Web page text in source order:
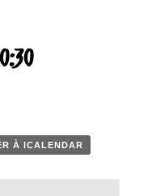
À ICALENDAR